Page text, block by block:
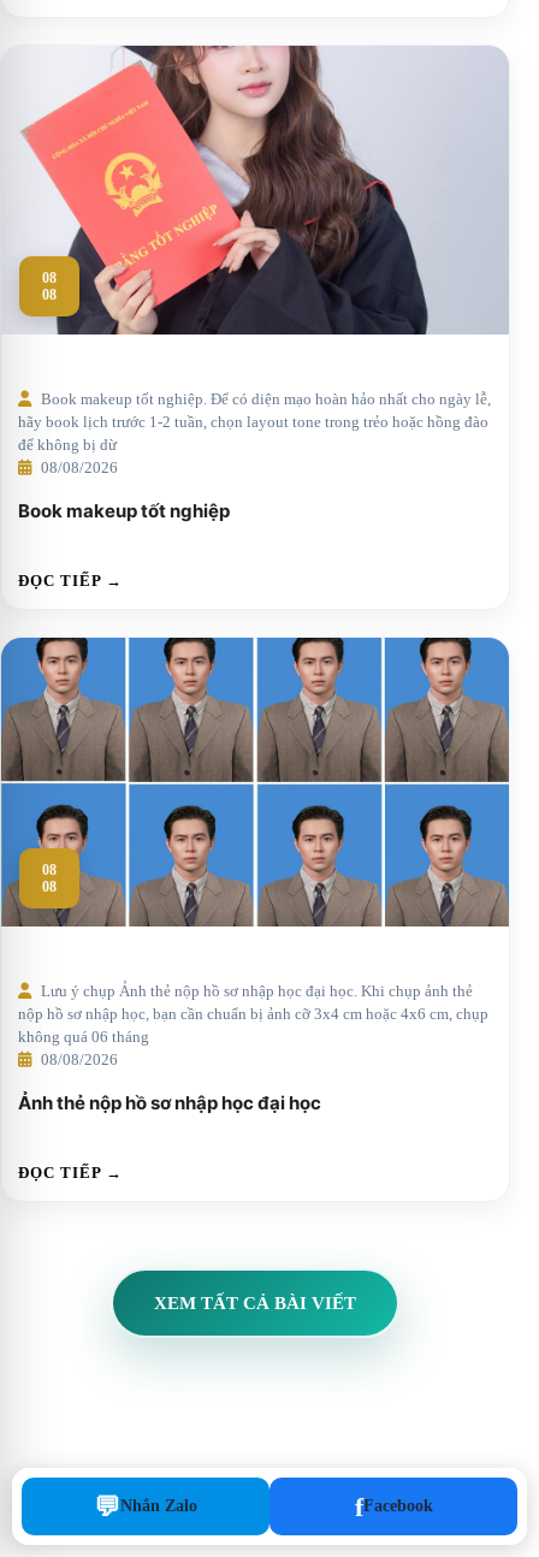
08
08
Book makeup tốt nghiệp. Để có diện mạo hoàn hảo nhất cho ngày lễ,
hãy book lịch trước 1-2 tuần, chọn layout tone trong trẻo hoặc hồng đào
để không bị dừ
08/08/2026
Book makeup tốt nghiệp
ĐỌC TIẾP →
08
08
Lưu ý chụp Ảnh thẻ nộp hồ sơ nhập học đại học. Khi chụp ảnh thẻ
nộp hồ sơ nhập học, bạn cần chuẩn bị ảnh cỡ 3x4 cm hoặc 4x6 cm, chụp
không quá 06 tháng
08/08/2026
Ảnh thẻ nộp hồ sơ nhập học đại học
ĐỌC TIẾP →
XEM TẤT CẢ BÀI VIẾT
💬Nhắn Zalo fFacebook